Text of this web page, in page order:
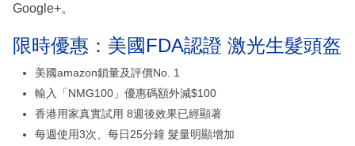
Google+。
限時優惠：美國FDA認證 激光生髮頭盔
美國amazon鎖量及評價No. 1
輸入「NMG100」優惠碼額外減$100
香港用家真實試用 8週後效果已經顯著
每週使用3次、每日25分鐘 髮量明顯增加